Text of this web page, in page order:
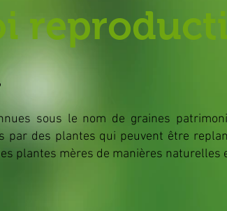
sous le nom de graines
par des plantes qui peuvent être
plantes mères de manières naturelles